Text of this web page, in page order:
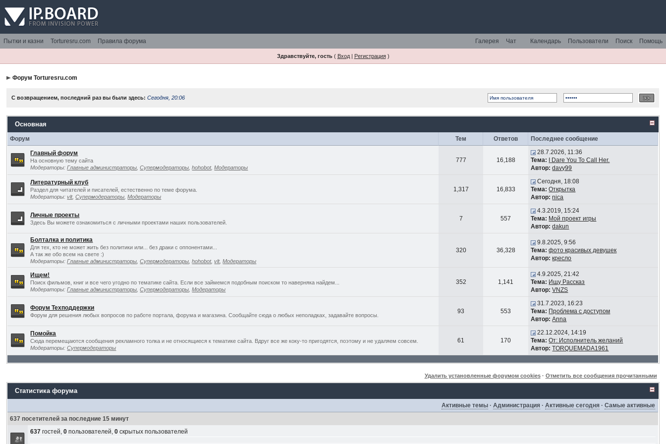
Пытки и казни Torturesru.com Правила форума Помощь
Поиск
Пользователи
Календарь
Чат
Галерея
Здравствуйте, гость( Вход| Регистрация)
Форум Torturesru.com
С возвращением, последний раз вы были здесь:Сегодня, 20:06
Основная
Форум Тем Ответов Последнее сообщение
Главный форум
На основную тему сайта
Модераторы:Главные администраторы ,Супермодераторы ,hohobot,Модераторы
777 16,188
28.7.2026, 11:36
Тема:
I Dare You To Call Her.
Автор: davy99
Литературный клуб
Раздел для читателей и писателей, естественно по теме форума.
Модераторы:vlt,Супермодераторы ,Модераторы
1,317 16,833
Сегодня, 18:08
Тема: Открытка
Автор: nica
Личные проекты
Здесь Вы можете ознакомиться с личными проектами наших пользователей.
7 557
4.3.2019, 15:24
Тема: Мой проект игры
Автор: dakun
Болталка и политика
Для тех, кто не может жить без политики или... без драки с оппонентами...
А так же обо всем на свете :)
Модераторы:Главные администраторы ,Супермодераторы ,hohobot,vlt,Модераторы
320 36,328
9.8.2025, 9:56
Тема: фото красивых девушек
Автор: кресло
Ищем!
Поиск фильмов, книг и все чего угодно по тематике сайта. Если все займемся подобным поиском то наверняка найдем...
Модераторы:Главные администраторы ,Супермодераторы ,Модераторы
352 1,141
4.9.2025, 21:42
Тема: Ищу Рассказ
Автор: VNZS
Форум Техподдержки
Форум для решения любых вопросов по работе портала, форума и магазина. Сообщайте сюда о любых неполадках, задавайте вопросы.
93 553
31.7.2023, 16:23
Тема: Проблема с доступом
Автор: Anna
Помойка
Сюда перемещаются сообщения рекламного толка и не относящиеся к тематике сайта. Вдруг все же коку-то пригодятся, поэтому и не удаляем совсем.
Модераторы:Супермодераторы
61 170
22.12.2024, 14:19
Тема: От: Исполнитель желаний
Автор: TORQUEMADA1961
Удалить установленные форумом cookies· Отметить все сообщения прочитанными
Статистика форума
Активные темы ·Администрация ·Активные сегодня ·Самые активные
637 посетителей за последние 15 минут
637 гостей,0 пользователей,0 скрытых пользователей